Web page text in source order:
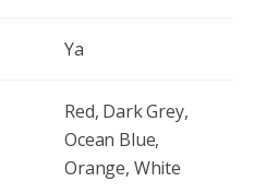
Ya
Red, Dark Grey,
Ocean Blue,
Orange, White